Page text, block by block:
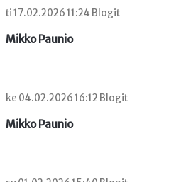
ti 17.02.2026 11:24 Blogit
Mikko Paunio
ke 04.02.2026 16:12 Blogit
Mikko Paunio